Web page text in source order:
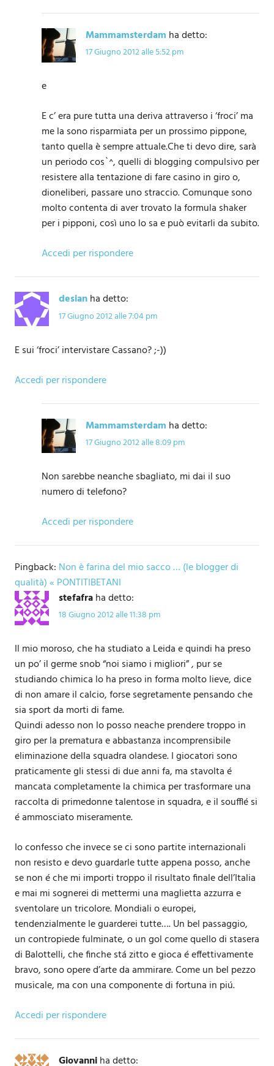
Mammamsterdam ha detto:
17 Giugno 2012 alle 5:52 pm
e
E c’ era pure tutta una deriva attraverso i ‘froci’ ma
me la sono risparmiata per un prossimo pippone,
tanto quella è sempre attuale.Che ti devo dire, sarà
un periodo cos`^, quelli di blogging compulsivo per
resistere alla tentazione di fare casino in giro o,
dioneliberi, passare uno straccio. Comunque sono
molto contenta di aver trovato la formula shaker
per i pipponi, così uno lo sa e può evitarli da subito.
Accedi per rispondere
desianha detto:
17 Giugno 2012 alle 7:04 pm
E sui ‘froci’ intervistare Cassano? ;-))
Accedi per rispondere
Mammamsterdam ha detto:
17 Giugno 2012 alle 8:09 pm
Non sarebbe neanche sbagliato, mi dai il suo
numero di telefono?
Accedi per rispondere
Pingback: Non è farina del mio sacco … (le blogger di
qualità) « PONTITIBETANI
stefafraha detto:
18 Giugno 2012 alle 11:38 pm
Il mio moroso, che ha studiato a Leida e quindi ha preso
un po’ il germe snob “noi siamo i migliori” , pur se
studiando chimica lo ha preso in forma molto lieve, dice
di non amare il calcio, forse segretamente pensando che
sia sport da morti di fame.
Quindi adesso non lo posso neache prendere troppo in
giro per la prematura e abbastanza incomprensibile
eliminazione della squadra olandese. I giocatori sono
praticamente gli stessi di due anni fa, ma stavolta é
mancata completamente la chimica per trasformare una
raccolta di primedonne talentose in squadra, e il soufflé si
é ammosciato miseramente.
Io confesso che invece se ci sono partite internazionali
non resisto e devo guardarle tutte appena posso, anche
se non é che mi importi troppo il risultato finale dell’Italia
e mai mi sognerei di mettermi una maglietta azzurra e
sventolare un tricolore. Mondiali o europei,
tendenzialmente le guarderei tutte…. Un bel passaggio,
un contropiede fulminate, o un gol come quello di stasera
di Balottelli, che finche stá zitto e gioca é effettivamente
bravo, sono opere d’arte da ammirare. Come un bel pezzo
musicale, ma con una componente di fortuna in piú.
Accedi per rispondere
Giovanniha detto: